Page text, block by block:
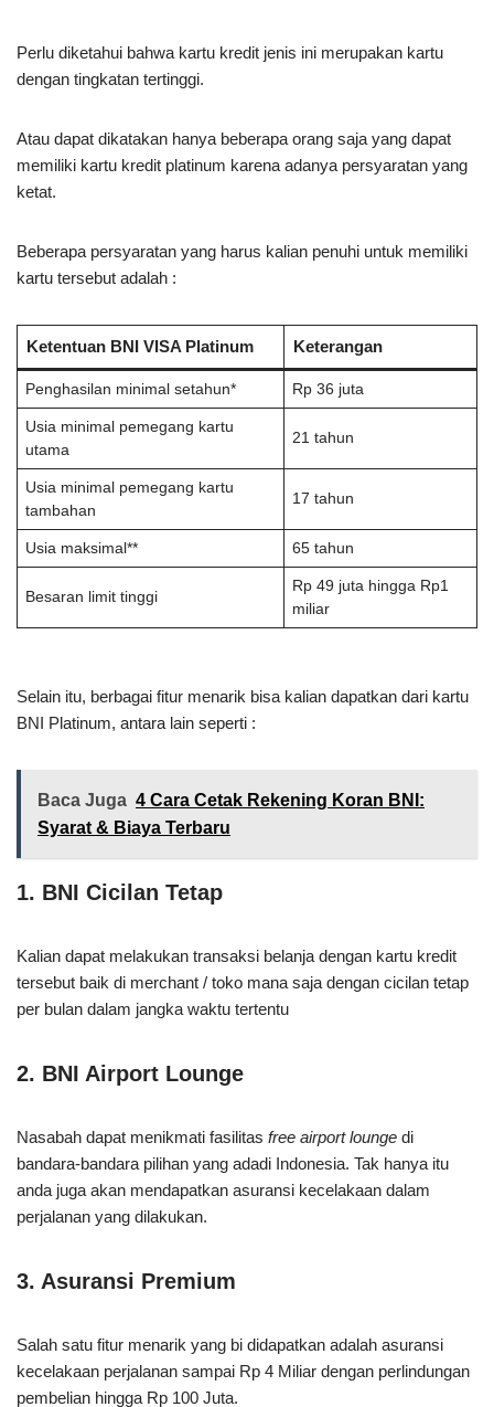
Perlu diketahui bahwa kartu kredit jenis ini merupakan kartu
dengan tingkatan tertinggi.
Atau dapat dikatakan hanya beberapa orang saja yang dapat
memiliki kartu kredit platinum karena adanya persyaratan yang
ketat.
Beberapa persyaratan yang harus kalian penuhi untuk memiliki
kartu tersebut adalah :
Ketentuan BNI VISA Platinum Keterangan
Penghasilan minimal setahun* Rp 36 juta
Usia minimal pemegang kartu
utama
21 tahun
Usia minimal pemegang kartu
tambahan
17 tahun
Usia maksimal** 65 tahun
Besaran limit tinggi
Rp 49 juta hingga Rp1
miliar
Selain itu, berbagai fitur menarik bisa kalian dapatkan dari kartu
BNI Platinum, antara lain seperti :
Baca Juga 4 Cara Cetak Rekening Koran BNI:
Syarat & Biaya Terbaru
1. BNI Cicilan Tetap
Kalian dapat melakukan transaksi belanja dengan kartu kredit
tersebut baik di merchant / toko mana saja dengan cicilan tetap
per bulan dalam jangka waktu tertentu
2. BNI Airport Lounge
Nasabah dapat menikmati fasilitas free airport lounge di
bandara-bandara pilihan yang adadi Indonesia. Tak hanya itu
anda juga akan mendapatkan asuransi kecelakaan dalam
perjalanan yang dilakukan.
3. Asuransi Premium
Salah satu fitur menarik yang bi didapatkan adalah asuransi
kecelakaan perjalanan sampai Rp 4 Miliar dengan perlindungan
pembelian hingga Rp 100 Juta.